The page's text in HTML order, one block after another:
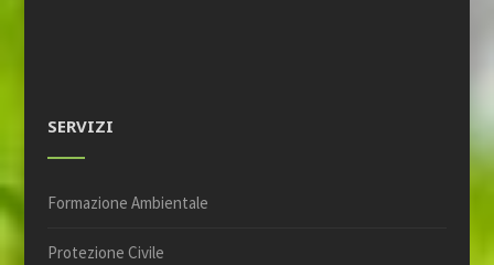
SERVIZI
Formazione Ambientale
Protezione Civile